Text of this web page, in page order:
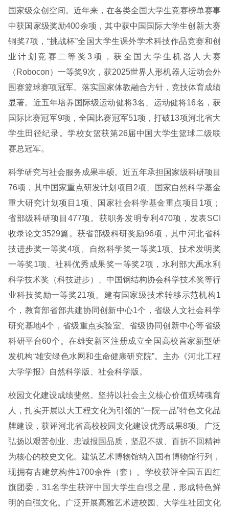
国家级众创空间。近年来，在各类全国大学生竞赛榜单赛事
中获国家级奖励400余项，其中获中国国际大学生创新大赛
铜奖7项，“挑战杯”全国大学生课外学术科技作品竞赛和创
业计划竞赛二等奖3项，获全国大学生机器人大赛
（Robocon）一等奖9次，获2025世界人形机器人运动会外
围赛篮球赛项冠军。落实国家体教融合方针，竞技体育成绩
显著。近五年培养国际级运动健将3名、运动健将16名，获
国际比赛冠军9项，全国比赛冠军51项，打破13项河北省大
学生田径纪录。学校女篮获第26届中国大学生篮球二级联
赛总冠军。
科学研究与社会服务成果丰硕。近五年承担国家级科研项目
76项，其中国家重点研发计划项目2项、国家自然科学基金
重大研究计划项目1项、国家社会科学基金重点项目1项；
省部级科研项目477项。获职务发明专利470项，发表SCI
收录论文3529篇。获省部级科研奖励96项，其中河北省科
技进步奖一等奖4项、自然科学奖一等奖1项、技术发明奖
一等奖1项、社科优秀成果奖一等奖2项，水利部大禹水利
科学技术奖（科技进步）、中国钢结构协会科学技术奖等行
业科技奖励一等奖21项。建有国家级技术转移示范机构1
个，教育部省部共建协同创新中心1个，省级人文社会科学
研究基地4个，省级重点实验室、省级协同创新中心等省级
科研平台60个。在雄安新区注册成立全国高校首家新型研
发机构“雄安绿色水网和生命健康研究院”。主办《河北工程
大学学报》自然科学版、社会科学版。
校园文化建设成绩斐然。坚持以社会主义核心价值观铸魂育
人，扎实开展以大工程文化为引领的“一院一品”特色文化品
牌建设，获评河北省高校校园文化建设优秀成果8项。广泛
弘扬以艰苦创业、忠诚报国品质，坚忍不拔、百折不回精神
为核心的校史文化。建筑艺术博物馆纳入国有博物馆行列，
现拥有古建筑构件1700余件（套）。学校获评全国五四红
旗团委，31名学生获评中国大学生自强之星，形成特色鲜
明的自强文化。广泛开展高雅艺术进校园、大学生社团文化